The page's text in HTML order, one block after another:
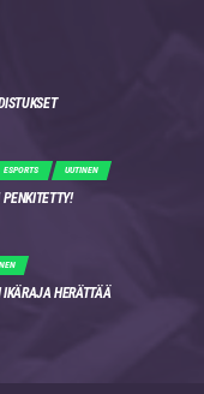
ESPORTS UUTINEN
HERÄTTÄÄ